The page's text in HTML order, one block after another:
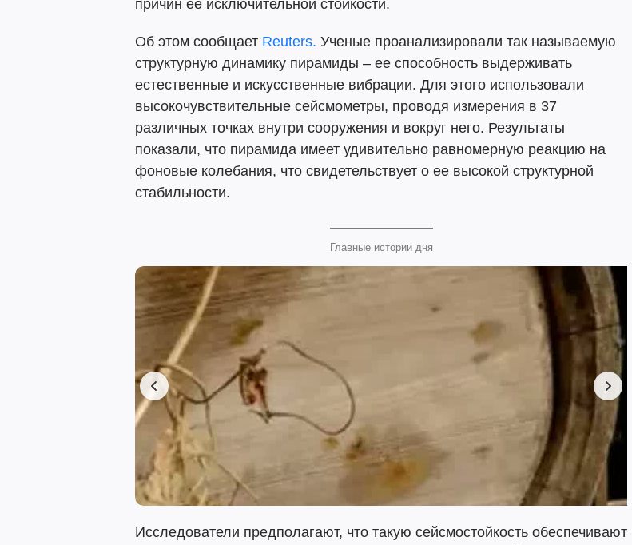
причин ее исключительной стойкости.
Об этом сообщает Reuters. Ученые проанализировали так называемую
структурную динамику пирамиды – ее способность выдерживать
естественные и искусственные вибрации. Для этого использовали
высокочувствительные сейсмометры, проводя измерения в 37
различных точках внутри сооружения и вокруг него. Результаты
показали, что пирамида имеет удивительно равномерную реакцию на
фоновые колебания, что свидетельствует о ее высокой структурной
стабильности.
Главные истории дня
Исследователи предполагают, что такую сейсмостойкость обеспечивают